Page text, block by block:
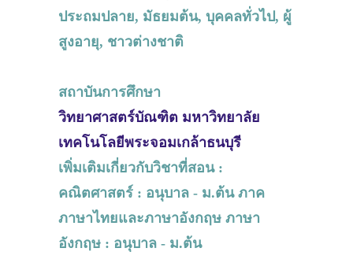
ประถมปลาย, มัธยมต้น, บุคคลทั่วไป, ผู้
สูงอายุ, ชาวต่างชาติ
สถาบันการศึกษา
วิทยาศาสตร์บัณฑิต มหาวิทยาลัย
เทคโนโลยีพระจอมเกล้าธนบุรี
เพิ่มเติมเกี่ยวกับวิชาที่สอน :
คณิตศาสตร์ : อนุบาล - ม.ต้น ภาค
ภาษาไทยและภาษาอังกฤษ ภาษา
อังกฤษ : อนุบาล - ม.ต้น